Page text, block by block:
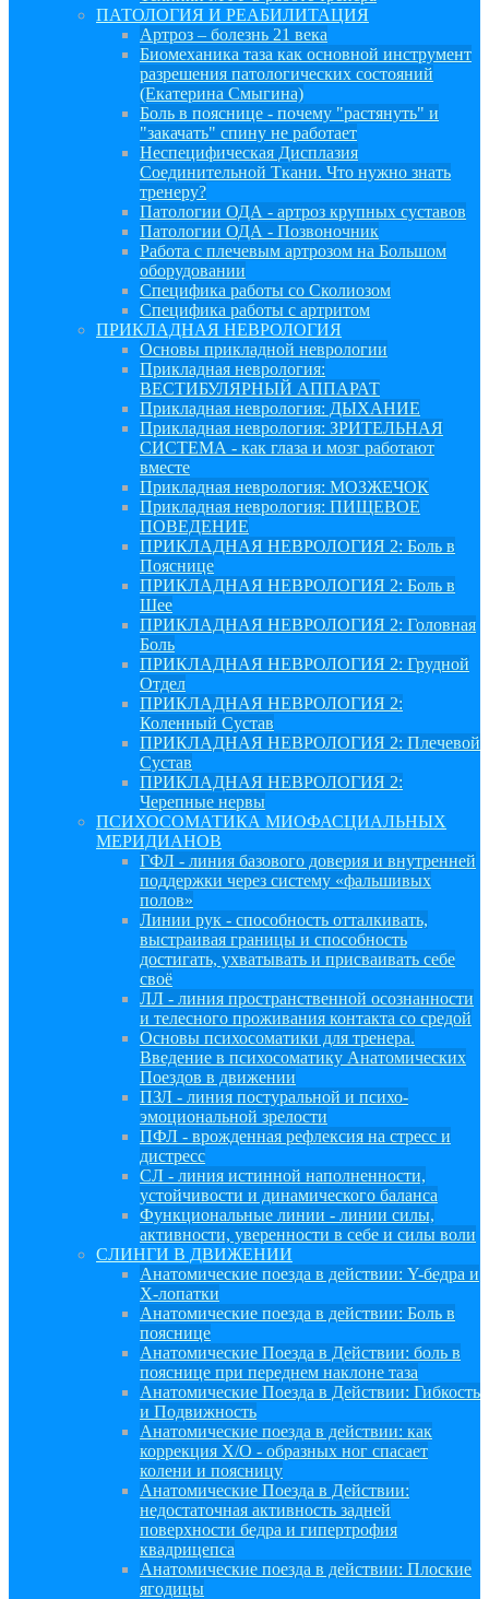
ПАТОЛОГИЯ И РЕАБИЛИТАЦИЯ
Артроз – болезнь 21 века
Биомеханика таза как основной инструмент
разрешения патологических состояний
(Екатерина Смыгина)
Боль в пояснице - почему "растянуть" и
"закачать" спину не работает
Неспецифическая Дисплазия
Соединительной Ткани. Что нужно знать
тренеру?
Патологии ОДА - артроз крупных суставов
Патологии ОДА - Позвоночник
Работа с плечевым артрозом на Большом
оборудовании
Специфика работы со Сколиозом
Специфика работы с артритом
ПРИКЛАДНАЯ НЕВРОЛОГИЯ
Основы прикладной неврологии
Прикладная неврология:
ВЕСТИБУЛЯРНЫЙ АППАРАТ
Прикладная неврология: ДЫХАНИЕ
Прикладная неврология: ЗРИТЕЛЬНАЯ
СИСТЕМА - как глаза и мозг работают
вместе
Прикладная неврология: МОЗЖЕЧОК
Прикладная неврология: ПИЩЕВОЕ
ПОВЕДЕНИЕ
ПРИКЛАДНАЯ НЕВРОЛОГИЯ 2: Боль в
Пояснице
ПРИКЛАДНАЯ НЕВРОЛОГИЯ 2: Боль в
Шее
ПРИКЛАДНАЯ НЕВРОЛОГИЯ 2: Головная
Боль
ПРИКЛАДНАЯ НЕВРОЛОГИЯ 2: Грудной
Отдел
ПРИКЛАДНАЯ НЕВРОЛОГИЯ 2:
Коленный Сустав
ПРИКЛАДНАЯ НЕВРОЛОГИЯ 2: Плечевой
Сустав
ПРИКЛАДНАЯ НЕВРОЛОГИЯ 2:
Черепные нервы
ПСИХОСОМАТИКА МИОФАСЦИАЛЬНЫХ
МЕРИДИАНОВ
ГФЛ - линия базового доверия и внутренней
поддержки через систему «фальшивых
полов»
Линии рук - способность отталкивать,
выстраивая границы и способность
достигать, ухватывать и присваивать себе
своё
ЛЛ - линия пространственной осознанности
и телесного проживания контакта со средой
Основы психосоматики для тренера.
Введение в психосоматику Анатомических
Поездов в движении
ПЗЛ - линия постуральной и психо-
эмоциональной зрелости
ПФЛ - врожденная рефлексия на стресс и
дистресс
СЛ - линия истинной наполненности,
устойчивости и динамического баланса
Функциональные линии - линии силы,
активности, уверенности в себе и силы воли
СЛИНГИ В ДВИЖЕНИИ
Анатомические поезда в действии: Y-бедра и
Х-лопатки
Анатомические поезда в действии: Боль в
пояснице
Анатомические Поезда в Действии: боль в
пояснице при переднем наклоне таза
Анатомические Поезда в Действии: Гибкость
и Подвижность
Анатомические поезда в действии: как
коррекция Х/О - образных ног спасает
колени и поясницу
Анатомические Поезда в Действии:
недостаточная активность задней
поверхности бедра и гипертрофия
квадрицепса
Анатомические поезда в действии: Плоские
ягодицы